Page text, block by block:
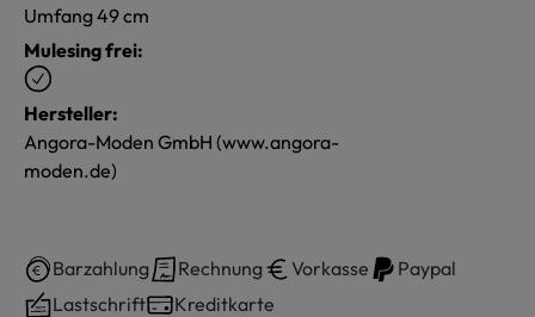
Umfang 49 cm
Mulesing frei:
Hersteller:
Angora-Moden GmbH (www.angora-
moden.de)
Barzahlung Rechnung Vorkasse
Paypal
Lastschrift
Kreditkarte